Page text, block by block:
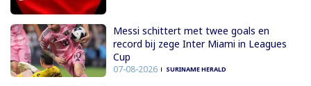
Messi schittert met twee goals en
record bij zege Inter Miami in Leagues
Cup
07-08-2026 SURINAME HERALD